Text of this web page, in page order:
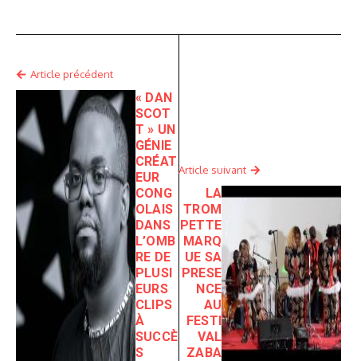
Article précédent
« DAN
SCOT
T » UN
GÉNIE
CRÉAT
EUR
CONG
OLAIS
DANS
L’OMB
RE DE
PLUSI
EURS
CLIPS
À
SUCCÈ
S
Article suivant
LA
TROM
PETTE
MARQ
UE SA
PRESE
NCE
AU
FESTI
VAL
ZABA